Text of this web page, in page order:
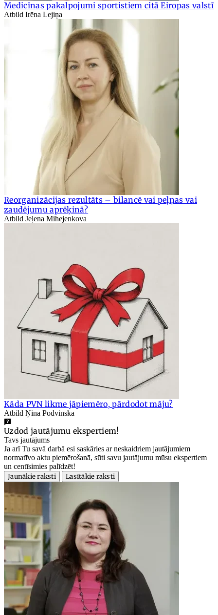
Medicīnas pakalpojumi sportistiem citā Eiropas valstī
Atbild Irēna Lejiņa
Reorganizācijas rezultāts – bilancē vai peļņas vai
zaudējumu aprēķinā?
Atbild Jeļena Mihejenkova
Kāda PVN likme jāpiemēro, pārdodot māju?
Atbild Ņina Podvinska
Uzdod jautājumu ekspertiem!
Tavs jautājums
Ja arī Tu savā darbā esi saskāries ar neskaidriem jautājumiem
normatīvo aktu piemērošanā, sūti savu jautājumu mūsu ekspertiem
un centīsimies palīdzēt!
Jaunākie raksti
Lasītākie raksti